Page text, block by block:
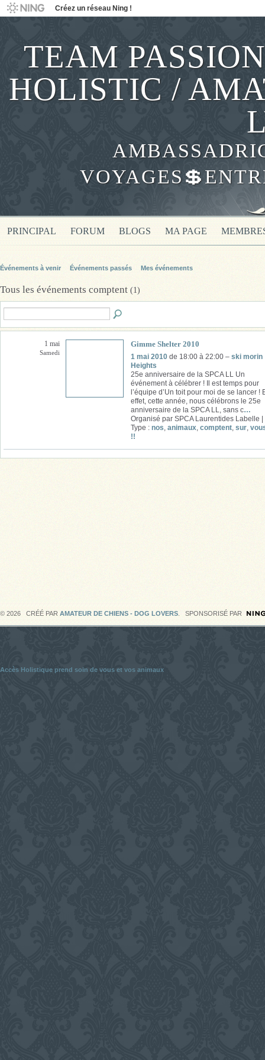
Créez un réseau Ning !
TEAM
HOLISTIC /
PRINCIPAL FORUM BLOGS MA PAGE
Événements à venir Événements passés Mes événements
Tous les événements comptent (1)
1 mai
Samedi 1 mai 2010 de 18:00 à 22:00 – ski morin
Heights
25e anniversaire de la SPCA LL Un
événement à célébrer ! Il est temps pour
l’équipe d’Un toit pour moi de se lancer !
effet, cette année, nous célébrons le 25e
anniversaire de la SPCA LL, sans c…
Organisé par SPCA Laurentides Labelle |
Type : nos animaux comptent sur
!!
© 2026 CRÉÉ PAR AMATEUR DE CHIENS - DOG LOVERS . SPONSORISÉ PAR
Accès Holistique prend soin de vous et vos animaux